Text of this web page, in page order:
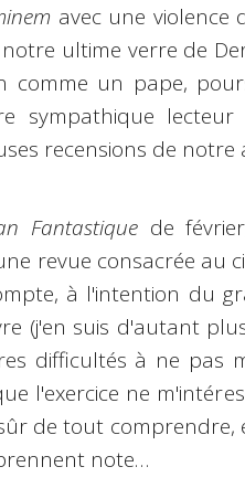
avec une violence
ultime verre de
comme un pape,
sympathique
recensions de notre
Fantastiquede
revue consacrée au
à l'intention du
(j'en suis d'autant
difficultés à ne pas
l'exercice ne
de tout comprendre,
note…